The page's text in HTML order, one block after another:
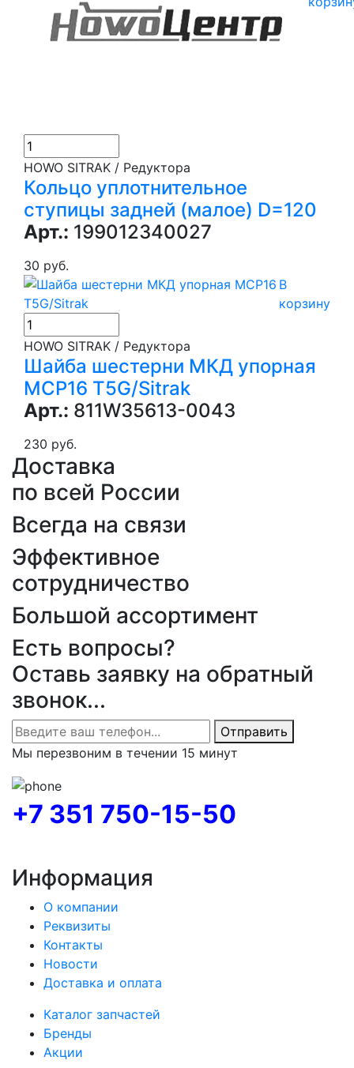
HOWO SITRAK / Редуктора
Кольцо уплотнительное
ступицы задней (малое) D=120
Арт.: 199012340027
30 руб.
В
корзину
HOWO SITRAK / Редуктора
Шайба шестерни МКД упорная
MCP16 T5G/Sitrak
Арт.: 811W35613-0043
230 руб.
Доставка
по всей России
Всегда на связи
Эффективное
сотрудничество
Большой ассортимент
Есть вопросы?
Оставь заявку на обратный
звонок...
Отправить
Мы перезвоним в течении 15 минут
+7 351 750-15-50
Информация
О компании
Реквизиты
Контакты
Новости
Доставка и оплата
Каталог запчастей
Бренды
Акции